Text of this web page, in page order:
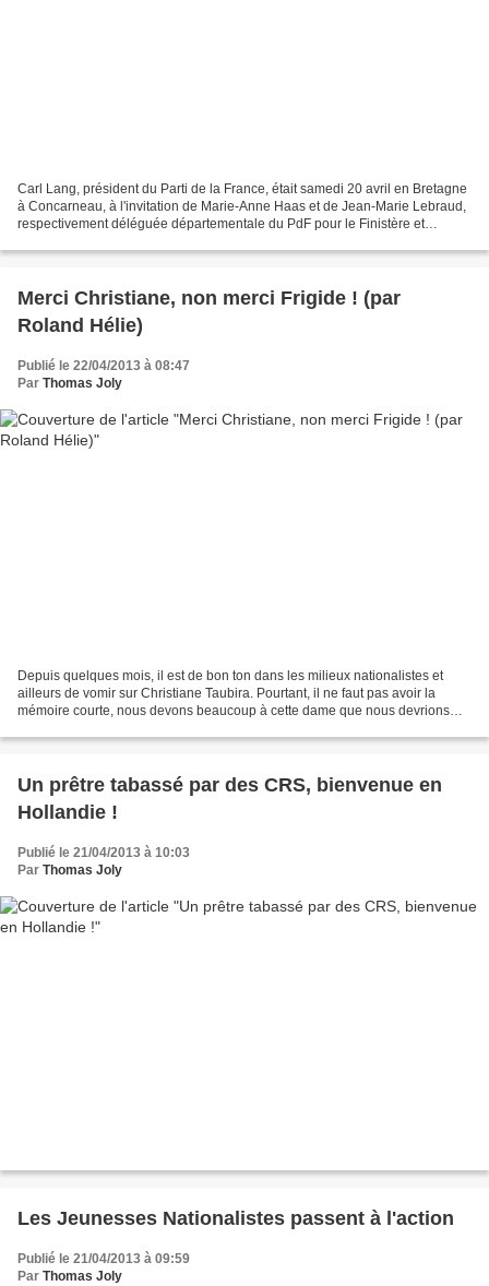
Carl Lang, président du Parti de la France, était samedi 20 avril en Bretagne
à Concarneau, à l'invitation de Marie-Anne Haas et de Jean-Marie Lebraud,
respectivement déléguée départementale du PdF pour le Finistère et
Merci Christiane, non merci Frigide ! (par
Roland Hélie)
Publié le 22/04/2013 à 08:47
Par Thomas Joly
Depuis quelques mois, il est de bon ton dans les milieux nationalistes et
ailleurs de vomir sur Christiane Taubira. Pourtant, il ne faut pas avoir la
mémoire courte, nous devons beaucoup à cette dame que nous devrions
Un prêtre tabassé par des CRS, bienvenue en
Hollandie !
Publié le 21/04/2013 à 10:03
Par Thomas Joly
Les Jeunesses Nationalistes passent à l'action
Publié le 21/04/2013 à 09:59
Par Thomas Joly